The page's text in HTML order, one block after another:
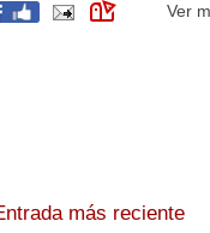
Ver
más reciente